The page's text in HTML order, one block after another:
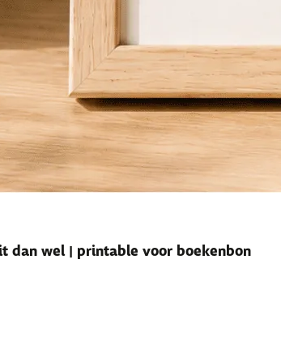
dan wel | printable voor boekenbon